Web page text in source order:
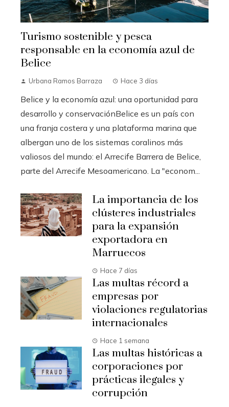
Turismo sostenible y pesca
responsable en la economía azul de
Belice
Urbana Ramos Barraza Hace 3 días
Belice y la economía azul: una oportunidad para
desarrollo y conservaciónBelice es un país con
una franja costera y una plataforma marina que
albergan uno de los sistemas coralinos más
valiosos del mundo: el Arrecife Barrera de Belice,
parte del Arrecife Mesoamericano. La "econom...
La importancia de los
clústeres industriales
para la expansión
exportadora en
Marruecos
Hace 7 días
Las multas récord a
empresas por
violaciones regulatorias
internacionales
Hace 1 semana
Las multas históricas a
corporaciones por
prácticas ilegales y
corrupción